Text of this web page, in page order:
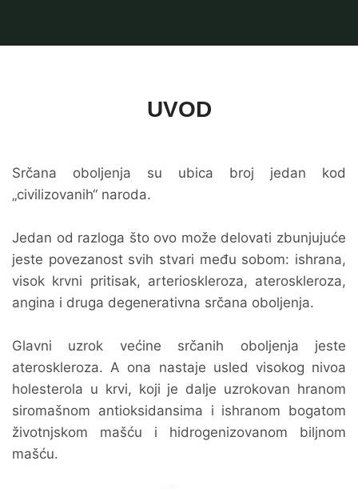
UVOD
Srčana oboljenja su ubica broj jedan kod
„civilizovanih“ naroda.
Jedan od razloga što ovo može delovati zbunjujuće
jeste povezanost svih stvari među sobom: ishrana,
visok krvni pritisak, arterioskleroza, ateroskleroza,
angina i druga degenerativna srčana oboljenja.
Glavni uzrok većine srčanih oboljenja jeste
ateroskleroza. A ona nastaje usled visokog nivoa
holesterola u krvi, koji je dalje uzrokovan hranom
siromašnom antioksidansima i ishranom bogatom
životnjskom mašću i hidrogenizovanom biljnom
mašću.